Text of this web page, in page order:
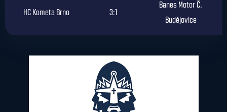
HC Kometa Brno 3:1
Banes Motor Č.
Budějovice